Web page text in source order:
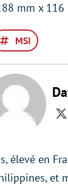
mm x
MSI
élevé en
et